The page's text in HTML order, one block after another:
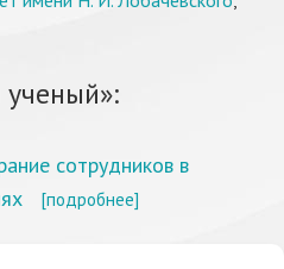
сотрудников в
[подробнее]